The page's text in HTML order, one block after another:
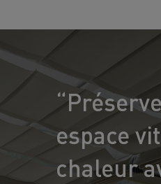
espace
chaleur